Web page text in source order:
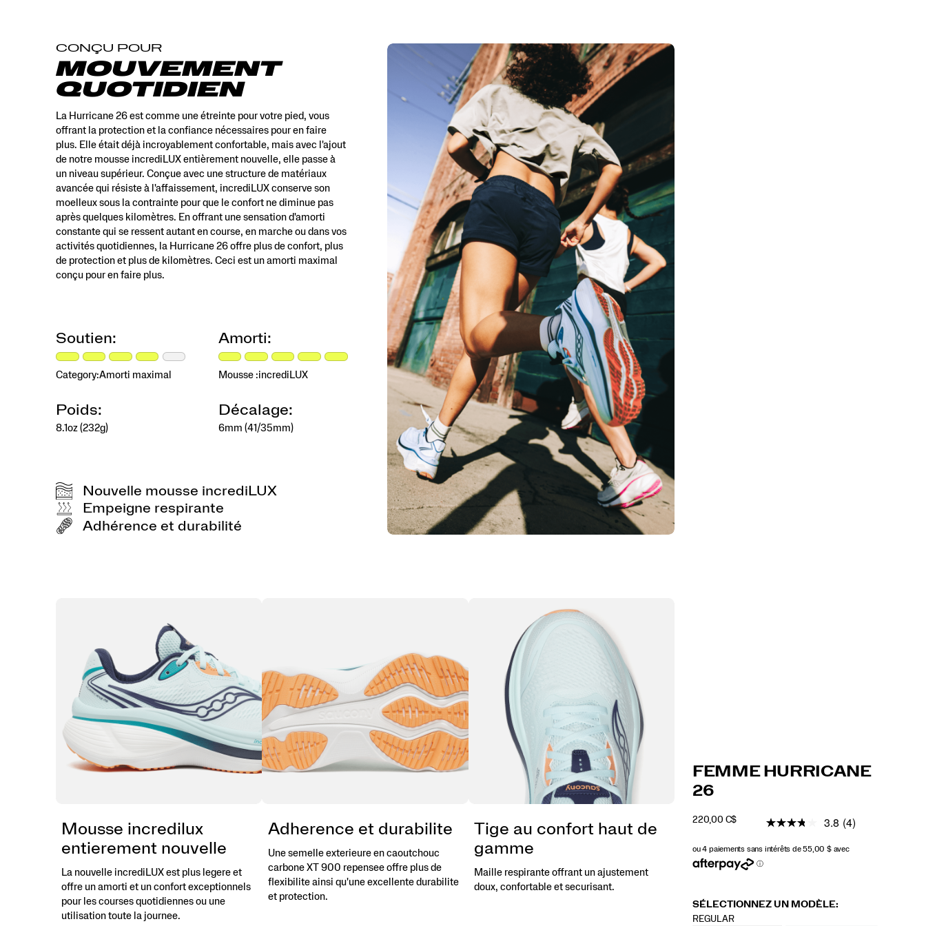
Conçue
avec
une
structure
matériaux
avancée
qui
résiste
l’affaissement,
mousse
incrediLUX
conserve
son
moelleux
sous
confort
ne
diminue
après
quelques
kilomètres.
sensation
d’amorti
constante
qui
se
activités
quotidiennes,
Hurricane
plus
protection
plus
kilomètres.
Voici
Details
https://www.saucony.com/CA/fr_CA/
26/61262W.html
Saucony
61262W
Chaussures
hurricane-
26
Max
Cushioning
Max
Cushioning
/
26
false
195021958543
FEMME HURRICANE
26
220,00 C$
3.8 (4)
SÉLECTIONNEZ UN MODÈLE:
REGULAR
CONÇU POUR
MOUVEMENT
QUOTIDIEN
La Hurricane 26 est comme une étreinte pour votre pied, vous
offrant la protection et la confiance nécessaires pour en faire
plus. Elle était déjà incroyablement confortable, mais avec l'ajout
de notre mousse incrediLUX entièrement nouvelle, elle passe à
un niveau supérieur. Conçue avec une structure de matériaux
avancée qui résiste à l'affaissement, incrediLUX conserve son
moelleux sous la contrainte pour que le confort ne diminue pas
après quelques kilomètres. En offrant une sensation d'amorti
constante qui se ressent autant en course, en marche ou dans vos
activités quotidiennes, la Hurricane 26 offre plus de confort, plus
de protection et plus de kilomètres. Ceci est un amorti maximal
conçu pour en faire plus.
Soutien:
Category:Amorti maximal
Amorti:
Mousse :incrediLUX
Poids:
8.1oz (232g)
Décalage:
6mm (41/35mm)
Nouvelle mousse incrediLUX
Empeigne respirante
Adhérence et durabilité
Mousse incredilux
entierement nouvelle
La nouvelle incrediLUX est plus legere et
offre un amorti et un confort exceptionnels
pour les courses quotidiennes ou une
utilisation toute la journee.
Adherence et durabilite
Une semelle exterieure en caoutchouc
carbone XT 900 repensee offre plus de
flexibilite ainsi qu'une excellente durabilite
et protection.
Tige au confort haut de
gamme
Maille respirante offrant un ajustement
doux, confortable et securisant.